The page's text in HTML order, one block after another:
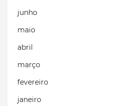
junho
maio
abril
março
fevereiro
janeiro